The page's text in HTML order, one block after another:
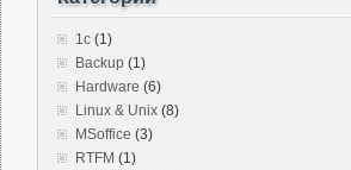
1c (1)
Backup (1)
Hardware (6)
Linux & Unix (8)
MSoffice (3)
RTFM (1)